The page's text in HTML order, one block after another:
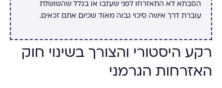
הסבתא לא התאזרחו לפני שעזבו או בגלל שהשושלת
עוברת דרך אישה סיכוי גבוה מאוד שכיום אתם זכאים.
רקע היסטורי והצורך בשינוי חוק
האזרחות הגרמני